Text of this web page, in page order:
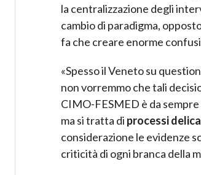
la centralizzazione degli
cambio di paradigma,
fa che creare enorme
«Spesso il Veneto su
non vorremmo che tali
CIMO-FESMED è da
ma si tratta di processi
considerazione le evidenze
criticità di ogni branca della